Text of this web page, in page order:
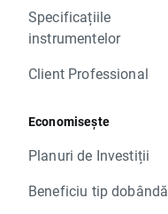
Specificațiile
instrumentelor
Client Professional
Economisește
Planuri de Investiții
Beneficiu tip dobândă